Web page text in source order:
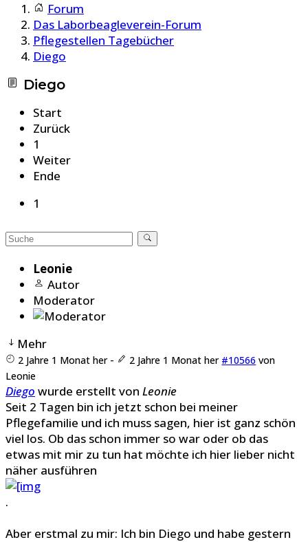
Forum
Das Laborbeagleverein-Forum
Pflegestellen Tagebücher
Diego
Diego
Start
Zurück
1
Weiter
Ende
1
Leonie
Autor
Moderator
Mehr
2 Jahre 1 Monat her- 2 Jahre 1 Monat her #10566 von
Leonie
Diego wurde erstellt von Leonie
Seit 2 Tagen bin ich jetzt schon bei meiner
Pflegefamilie und ich muss sagen, hier ist ganz schön
viel los. Ob das schon immer so war oder ob das
etwas mit mir zu tun hat möchte ich hier lieber nicht
näher ausführen
.
Aber erstmal zu mir: Ich bin Diego und habe gestern